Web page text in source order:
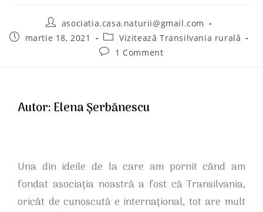
asociatia.casa.naturii@gmail.com
martie 18, 2021
Vizitează Transilvania rurală
1 Comment
Autor: Elena Șerbănescu
Una din ideile de la care am pornit când am
fondat asociația noastră a fost că Transilvania,
oricât de cunoscută e internațional, tot are mult